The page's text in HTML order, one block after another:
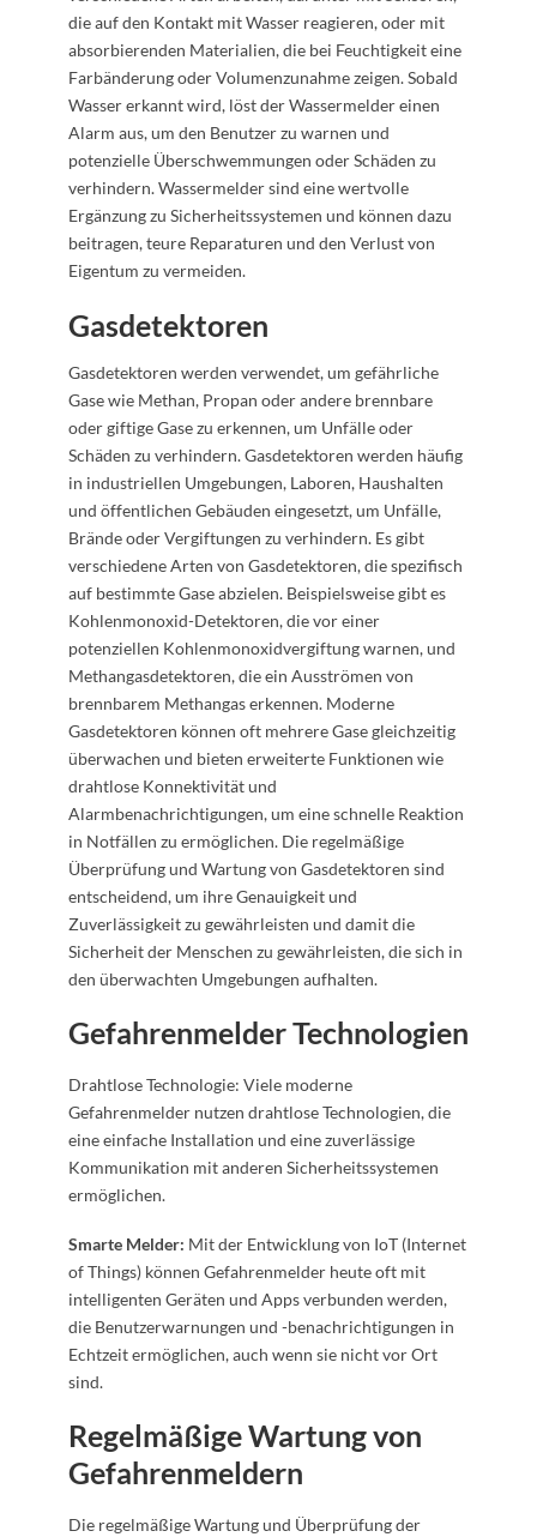
die auf den Kontakt mit Wasser reagieren, oder mit
absorbierenden Materialien, die bei Feuchtigkeit eine
Farbänderung oder Volumenzunahme zeigen. Sobald
Wasser erkannt wird, löst der Wassermelder einen
Alarm aus, um den Benutzer zu warnen und
potenzielle Überschwemmungen oder Schäden zu
verhindern. Wassermelder sind eine wertvolle
Ergänzung zu Sicherheitssystemen und können dazu
beitragen, teure Reparaturen und den Verlust von
Eigentum zu vermeiden.
Gasdetektoren
Gasdetektoren werden verwendet, um gefährliche
Gase wie Methan, Propan oder andere brennbare
oder giftige Gase zu erkennen, um Unfälle oder
Schäden zu verhindern. Gasdetektoren werden häufig
in industriellen Umgebungen, Laboren, Haushalten
und öffentlichen Gebäuden eingesetzt, um Unfälle,
Brände oder Vergiftungen zu verhindern. Es gibt
verschiedene Arten von Gasdetektoren, die spezifisch
auf bestimmte Gase abzielen. Beispielsweise gibt es
Kohlenmonoxid-Detektoren, die vor einer
potenziellen Kohlenmonoxidvergiftung warnen, und
Methangasdetektoren, die ein Ausströmen von
brennbarem Methangas erkennen. Moderne
Gasdetektoren können oft mehrere Gase gleichzeitig
überwachen und bieten erweiterte Funktionen wie
drahtlose Konnektivität und
Alarmbenachrichtigungen, um eine schnelle Reaktion
in Notfällen zu ermöglichen. Die regelmäßige
Überprüfung und Wartung von Gasdetektoren sind
entscheidend, um ihre Genauigkeit und
Zuverlässigkeit zu gewährleisten und damit die
Sicherheit der Menschen zu gewährleisten, die sich in
den überwachten Umgebungen aufhalten.
Gefahrenmelder Technologien
Drahtlose Technologie: Viele moderne
Gefahrenmelder nutzen drahtlose Technologien, die
eine einfache Installation und eine zuverlässige
Kommunikation mit anderen Sicherheitssystemen
ermöglichen.
Smarte Melder: Mit der Entwicklung von IoT (Internet
of Things) können Gefahrenmelder heute oft mit
intelligenten Geräten und Apps verbunden werden,
die Benutzerwarnungen und -benachrichtigungen in
Echtzeit ermöglichen, auch wenn sie nicht vor Ort
sind.
Regelmäßige Wartung von
Gefahrenmeldern
Die regelmäßige Wartung und Überprüfung der